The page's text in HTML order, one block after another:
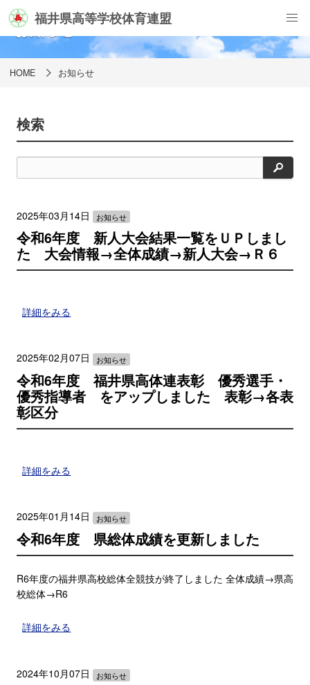
福井県高等学校体育連盟
お知らせ
HOME お知らせ
検索
検
索
2025年03月14日 お知らせ
令和6年度 新人大会結果一覧をＵＰしまし
た 大会情報→全体成績→新人大会→Ｒ６
詳細をみる
2025年02月07日 お知らせ
令和6年度 福井県高体連表彰 優秀選手・
優秀指導者 をアップしました 表彰→各表
彰区分
詳細をみる
2025年01月14日 お知らせ
令和6年度 県総体成績を更新しました
R6年度の福井県高校総体全競技が終了しました 全体成績→県高
校総体→R6
詳細をみる
2024年10月07日 お知らせ